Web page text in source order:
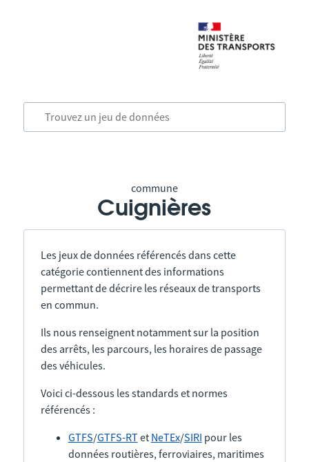
commune
Cuignières
Les jeux de données référencés dans cette
catégorie contiennent des informations
permettant de décrire les réseaux de transports
en commun.
Ils nous renseignent notamment sur la position
des arrêts, les parcours, les horaires de passage
des véhicules.
Voici ci-dessous les standards et normes
référencés :
GTFS/GTFS-RTet NeTEx/SIRI pour les
données routières, ferroviaires, maritimes